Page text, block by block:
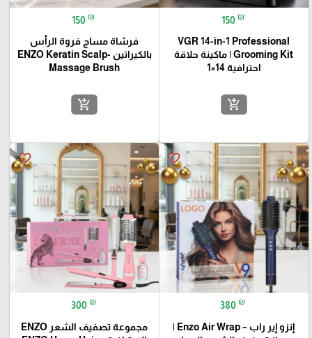
150 ₪
VGR 14-in-1 Professional
Grooming Kit | ماكينة حلاقة
احترافية 14×1
add_shopping_cart
150 ₪
فرشاة مساج فروة الرأس
بالكيراتين -ENZO Keratin Scalp
Massage Brush
add_shopping_cart
favorite_border
380 ₪
إنزو إير راب – Enzo Air Wrap |
favorite_border
300 ₪
مجموعة تصفيف الشعر ENZO